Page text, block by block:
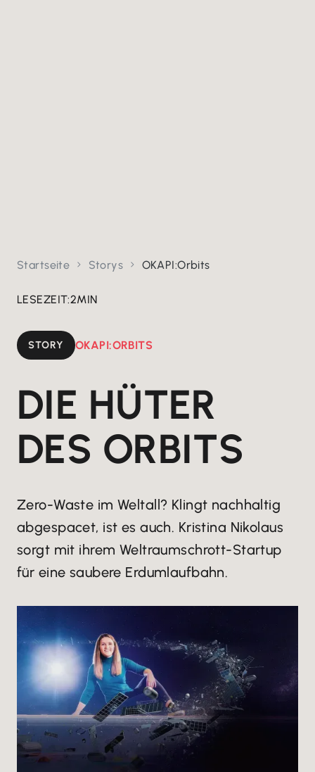
Startseite  Storys  OKAPI:Orbits
LESEZEIT:2MIN
STORY OKAPI:ORBITS
DIE HÜTER
DES ORBITS
Zero-Waste im Weltall? Klingt nachhaltig
abgespacet, ist es auch. Kristina Nikolaus
sorgt mit ihrem Weltraumschrott-Startup
für eine saubere Erdumlaufbahn.